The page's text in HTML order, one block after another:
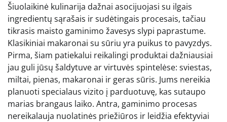
Šiuolaikinė kulinarija dažnai asocijuojasi su ilgais
ingredientų sąrašais ir sudėtingais procesais, tačiau
tikrasis maisto gaminimo žavesys slypi paprastume.
Klasikiniai makaronai su sūriu yra puikus to pavyzdys.
Pirma, šiam patiekalui reikalingi produktai dažniausiai
jau guli jūsų šaldytuve ar virtuvės spintelėse: sviestas,
miltai, pienas, makaronai ir geras sūris. Jums nereikia
planuoti specialaus vizito į parduotuvę, kas sutaupo
marias brangaus laiko. Antra, gaminimo procesas
nereikalauja nuolatinės priežiūros ir leidžia efektyviai